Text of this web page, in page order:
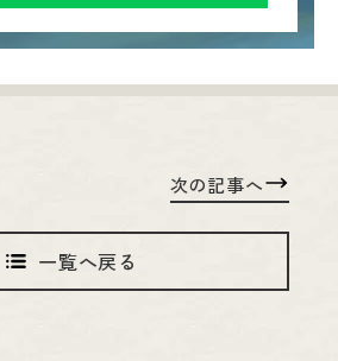
一覧へ戻る
次の記事へ